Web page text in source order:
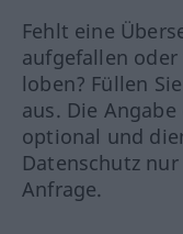
Fehlt eine
aufgefallen
loben? Füllen
aus. Die
optional und
Datenschutz
Anfrage.